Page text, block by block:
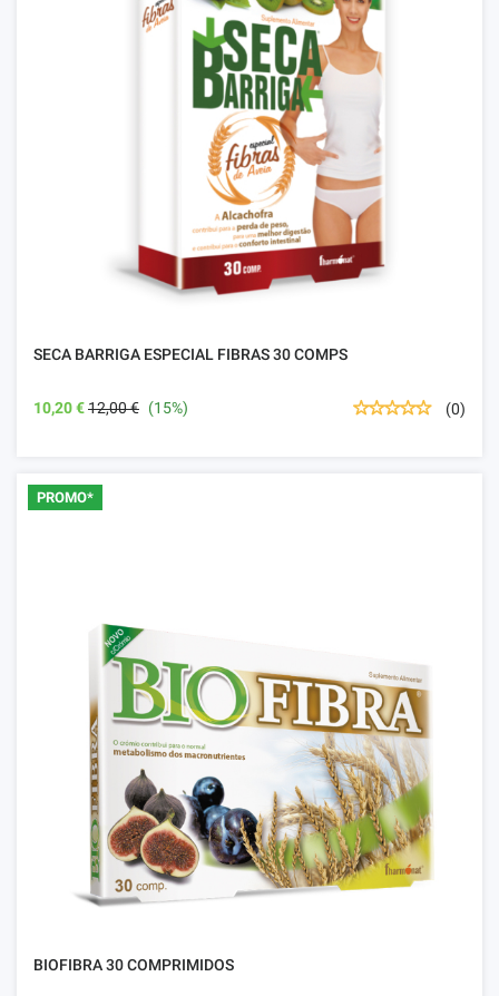
SECA BARRIGA ESPECIAL FIBRAS 30 COMPS
10,20 €12,00 € (15%) (0)
PROMO*
BIOFIBRA 30 COMPRIMIDOS